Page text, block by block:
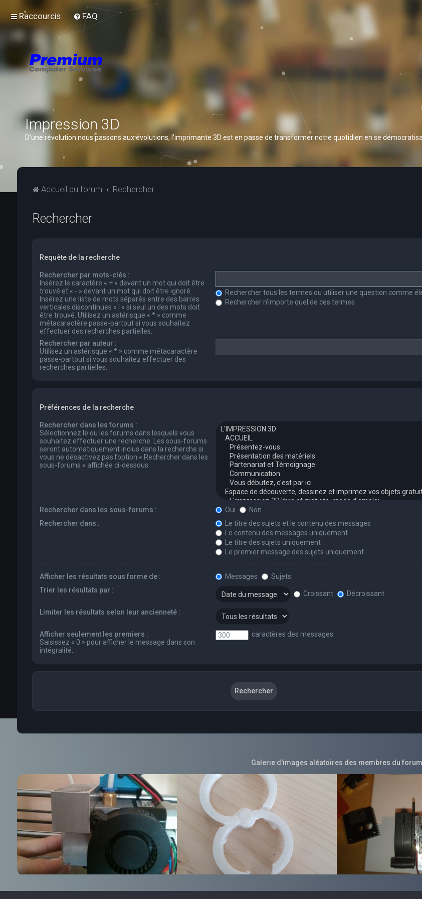
Raccourcis FAQ
Impression 3D
D’une révolution nous passons aux évolutions, l’imprimante 3D est en passe de transformer notre quotidien en se
Accueil du forum Rechercher
Rechercher
Requête de la recherche
Rechercher par mots-clés :
Insérez le caractère « + » devant un mot qui doit être
trouvé et « - » devant un mot qui doit être ignoré.
Insérez une liste de mots séparés entre des barres
verticales discontinues « | » si seul un des mots doit
être trouvé. Utilisez un astérisque « * » comme
métacaractère passe-partout si vous souhaitez
effectuer des recherches partielles.
Rechercher tous les termes ou utiliser une question comme
Rechercher n’importe quel de ces termes
Rechercher par auteur :
Utilisez un astérisque « * » comme métacaractère
passe-partout si vous souhaitez effectuer des
recherches partielles.
Préférences de la recherche
Rechercher dans les forums :
Sélectionnez le ou les forums dans lesquels vous
souhaitez effectuer une recherche. Les sous-forums
seront automatiquement inclus dans la recherche si
vous ne désactivez pas l’option « Rechercher dans les
sous-forums » affichée ci-dessous.
Rechercher dans les sous-forums : Oui
Non
Rechercher dans :
Le titre des sujets et le contenu des messages
Le contenu des messages uniquement
Le titre des sujets uniquement
Le premier message des sujets uniquement
Afficher les résultats sous forme de : Messages
Sujets
Trier les résultats par :
Croissant Décroissant
Limiter les résultats selon leur ancienneté :
Afficher seulement les premiers :
Saisissez « 0 » pour afficher le message dans son
intégralité.
caractères des messages
Galerie d'images aléatoires des membres du forum